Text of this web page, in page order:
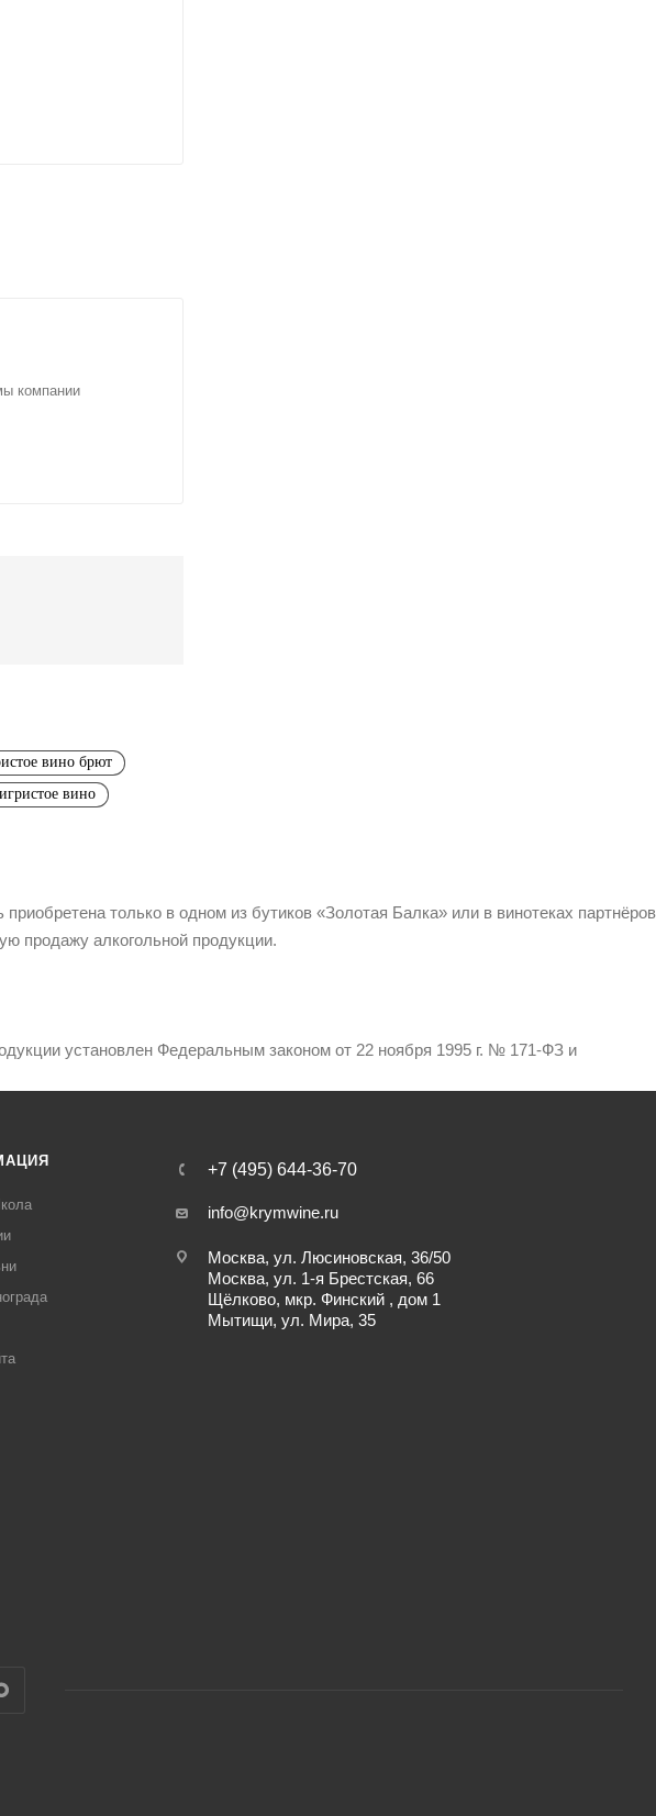
компании
вино брют
вино
только в одном из бутиков «Золотая Балка» или в винотеках партнёров
продажу алкогольной продукции.
установлен Федеральным законом от 22 ноября 1995 г. № 171-ФЗ и
+7 (495) 644-36-70
info@krymwine.ru
Москва, ул. Люсиновская, 36/50
Москва, ул. 1-я Брестская, 66
Щёлково, мкр. Финский , дом 1
Мытищи, ул. Мира, 35